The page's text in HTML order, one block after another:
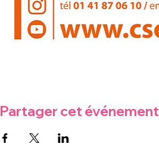
Partager cet événement